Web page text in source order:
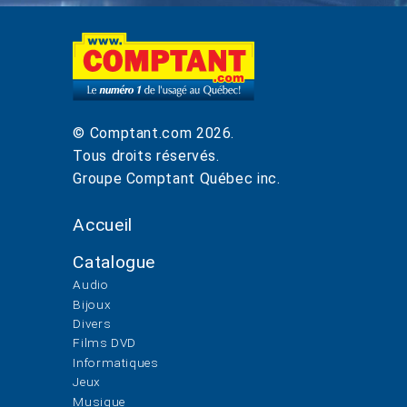
© Comptant.com 2026.
Tous droits réservés.
Groupe Comptant Québec inc.
Accueil
Catalogue
Audio
Bijoux
Divers
Films DVD
Informatiques
Jeux
Musique